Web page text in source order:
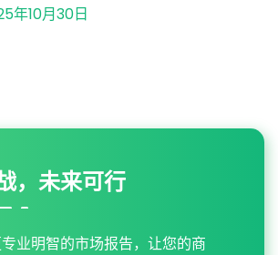
年10月30日
，未来可行
业明智的市场报告，让您的商